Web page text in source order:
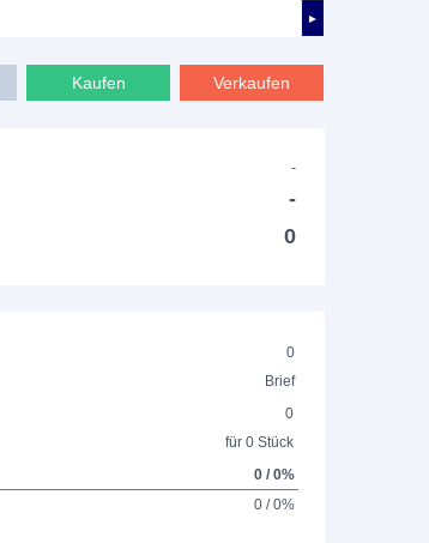
►
Kaufen Verkaufen
-
-
0
0
Brief
0
für 0 Stück
0 / 0%
0 / 0%